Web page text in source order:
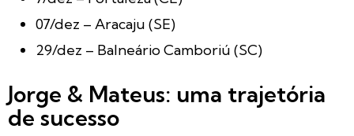
07/dez – Aracaju (SE)
29/dez – Balneário Camboriú (SC)
Jorge & Mateus: uma trajetória
de sucesso